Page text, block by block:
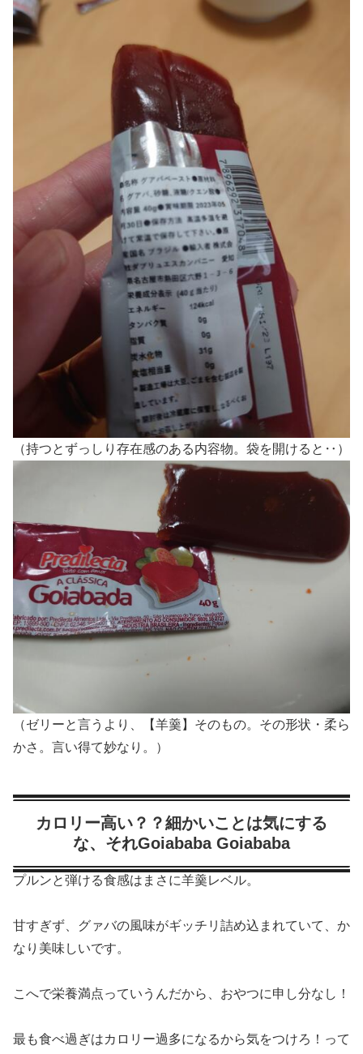
（持つとずっしり存在感のある内容物。袋を開けると‥）
（ゼリーと言うより、【羊羹】そのもの。その形状・柔ら
かさ。言い得て妙なり。）
カロリー高い？？細かいことは気にする
な、それGoiababa Goiababa
プルンと弾ける食感はまさに羊羹レベル。
甘すぎず、グァバの風味がギッチリ詰め込まれていて、か
なり美味しいです。
こへで栄養満点っていうんだから、おやつに申し分なし！
最も食べ過ぎはカロリー過多になるから気をつけろ！って